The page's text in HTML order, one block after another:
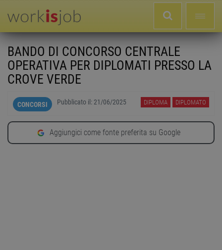
BANDO DI CONCORSO CENTRALE
OPERATIVA PER DIPLOMATI PRESSO LA
CROVE VERDE
CONCORSI Pubblicato il: 21/06/2025 DIPLOMA DIPLOMATO
Aggiungici come fonte preferita su Google